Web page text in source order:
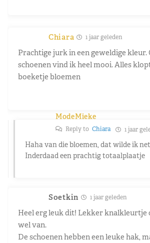
Chiara 1 jaar geleden
Prachtige jurk in een geweldige kleur.
schoenen vind ik heel mooi. Alles
boeketje bloemen
ModeMieke
Reply to Chiara 1 jaar
Haha van die bloemen, dat wilde ik
Inderdaad een prachtig totaalplaatje
Soetkin 1 jaar geleden
Heel erg leuk dit! Lekker knalkleurtje
wel van.
De schoenen hebben een leuke hak,